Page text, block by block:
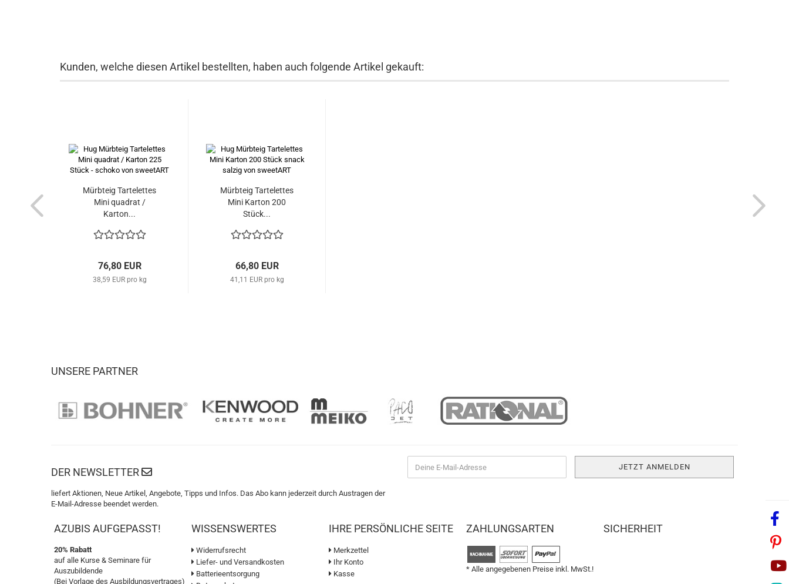
Kunden, welche diesen Artikel bestellten, haben auch folgende Artikel gekauft:
Mürbteig Tartelettes
Mini quadrat /
Karton...
76,80 EUR
38,59 EUR pro kg
Mürbteig Tartelettes
Mini Karton 200
Stück...
66,80 EUR
41,11 EUR pro kg
UNSERE PARTNER
DER NEWSLETTER
liefert Aktionen, Neue Artikel, Angebote, Tipps und Infos. Das Abo kann jederzeit durch Austragen der
E-Mail-Adresse beendet werden.
AZUBIS AUFGEPASST!
20% Rabatt
auf alle Kurse & Seminare für
Auszubildende
(Bei Vorlage des Ausbildungsvertrages)
WISSENSWERTES
Widerrufsrecht
Liefer- und Versandkosten
Batterieentsorgung
IHRE PERSÖNLICHE SEITE
Merkzettel
Ihr Konto
Kasse
ZAHLUNGSARTEN
* Alle angegebenen Preise inkl. MwSt.!
SICHERHEIT